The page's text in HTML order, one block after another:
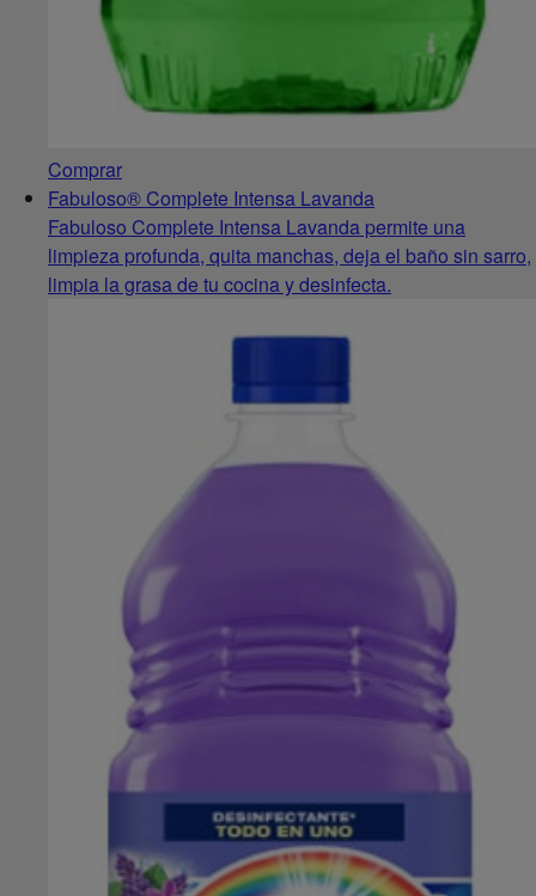
Comprar
Fabuloso® Complete Intensa Lavanda
Fabuloso Complete Intensa Lavanda permite una
limpieza profunda, quita manchas, deja el baño sin sarro,
limpia la grasa de tu cocina y desinfecta.